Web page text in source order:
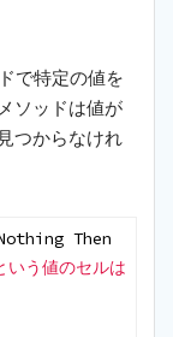
で特定の値を
ソッドは値が
つからなけれ
Then
いう値のセルは